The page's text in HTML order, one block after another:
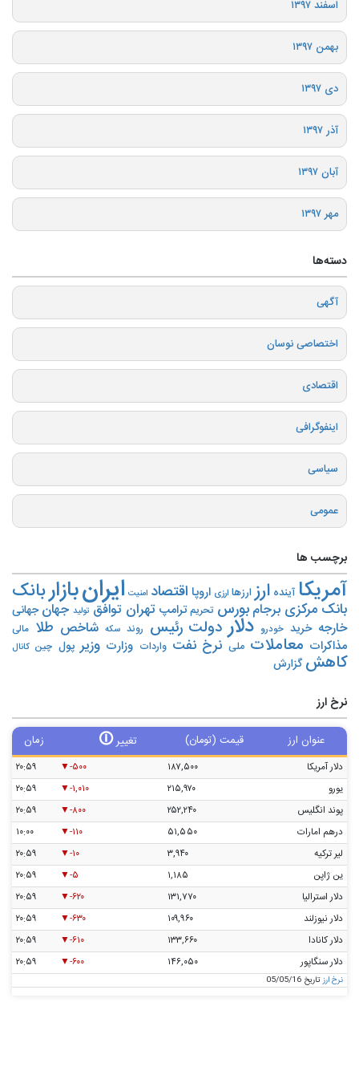
اسفند ۱۳۹۷
بهمن ۱۳۹۷
دی ۱۳۹۷
آذر ۱۳۹۷
آبان ۱۳۹۷
مهر ۱۳۹۷
دسته‌ها
آگهی
اختصاصی نوسان
اقتصادی
اینفوگرافی
سیاسی
عمومی
برچسب ها
آمریکا آینده ارز ارزها ارزی اروپا اقتصاد امنیت ایرانبازاربانک
بانک مرکزی برجام بورس تحریم‌ ترامپ تهران توافق تولید جهان جهانی
خارجه خرید خودرو دلار دولت رئیس روند سکه شاخص طلا مالی
مذاکرات معاملات ملی نرخ نفت واردات وزارت وزیر پول چین کانال
کاهش گزارش
نرخ ارز
عنوان ارز قیمت (تومان) تغییر🛈 زمان
دلار آمریکا ۱۸۷,۵۰۰ -۵۰۰
۲۰:۵۹
یورو
۲۱۵,۹۷۰ -۱,۰۱۰
۲۰:۵۹
پوند انگلیس
۲۵۲,۲۴۰ -۸۰۰
۲۰:۵۹
درهم امارات
۵۱,۵۵۰ -۱۱۰
۱۰:۰۰
لیر ترکیه
۳,۹۴۰ -۱۰
۲۰:۵۹
ین ژاپن
۱,۱۸۵ -۵
۲۰:۵۹
دلار استرالیا
۱۳۱,۷۷۰ -۶۲۰
۲۰:۵۹
دلار نیوزلند
۱۰۹,۹۶۰ -۶۳۰
۲۰:۵۹
دلار کانادا
۱۳۳,۶۶۰ -۶۱۰
۲۰:۵۹
دلار سنگاپور
۱۴۶,۰۵۰ -۶۰۰ ۲۰:۵۹
نرخ ارزتاریخ 05/05/16